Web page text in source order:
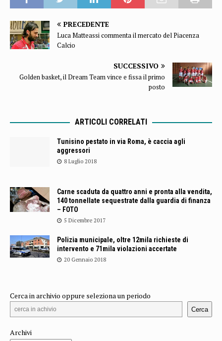
PRECEDENTE
Luca Matteassi commenta il mercato del Piacenza
Calcio
SUCCESSIVO
Golden basket, il Dream Team vince e fissa il primo
posto
ARTICOLI CORRELATI
Tunisino pestato in via Roma, è caccia agli
aggressori
8 Luglio 2018
Carne scaduta da quattro anni e pronta alla vendita,
140 tonnellate sequestrate dalla guardia di finanza
– FOTO
5 Dicembre 2017
Polizia municipale, oltre 12mila richieste di
intervento e 71mila violazioni accertate
20 Gennaio 2018
Cerca in archivio oppure seleziona un periodo
Cerca
Archivi